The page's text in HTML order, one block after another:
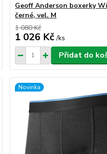
Geoff Anderson boxerky
černé, vel. M
1 080 Kč
1 026 Kč /ks
Přidat do
Novinka